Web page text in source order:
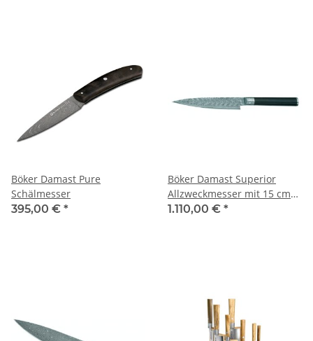
Böker Damast Pure
Schälmesser
395,00 € *
Böker Damast Superior
Allzweckmesser mit 15 cm
Klinge
1.110,00 € *